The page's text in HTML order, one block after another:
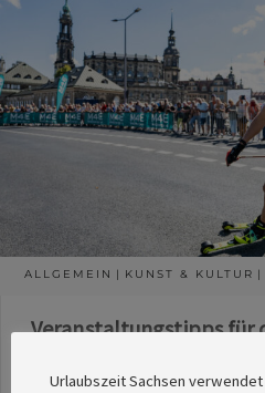
ALLGEMEIN KUNST & KULTUR
Veranstaltungstipps für
Urlaubszeit Sachsen